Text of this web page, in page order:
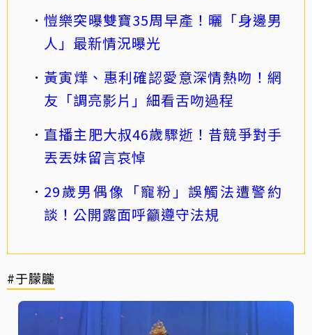
愷樂突曝雙寶35周早產！曬「身邊男
人」最新情況曝光
黃寅燁、惠利確認愛意深情熱吻！網
友「調亮影片」細看舌吻過程
直播主肥大叔46歲驟逝！昔競爭對手
丟丟妹留言哀悼
29歲男偶像「寵粉」誤觸法遭警約
談！公開露面呼籲遵守法規
#于朦朧